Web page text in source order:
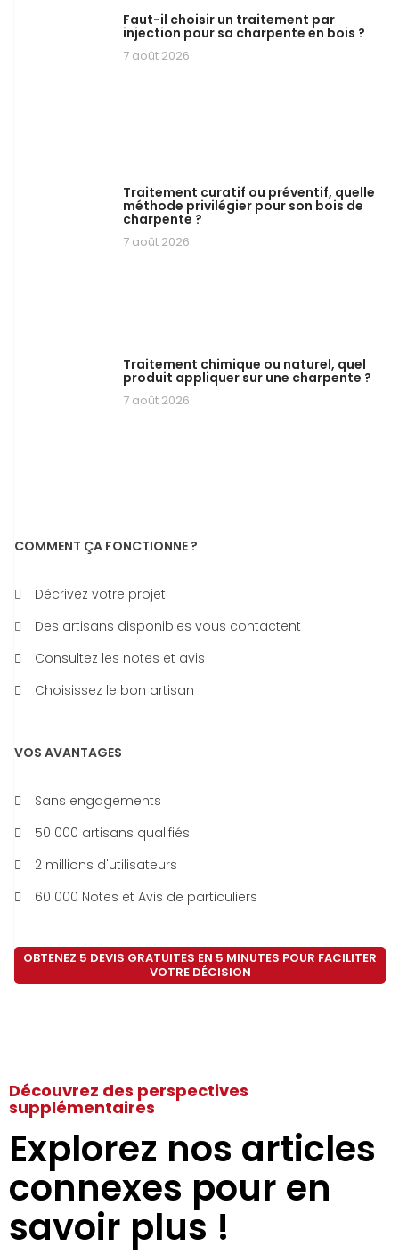
Faut-il choisir un traitement par
injection pour sa charpente en bois ?
7 août 2026
Traitement curatif ou préventif, quelle
méthode privilégier pour son bois de
charpente ?
7 août 2026
Traitement chimique ou naturel, quel
produit appliquer sur une charpente ?
7 août 2026
COMMENT ÇA FONCTIONNE ?
Décrivez votre projet
Des artisans disponibles vous contactent
Consultez les notes et avis
Choisissez le bon artisan
VOS AVANTAGES
Sans engagements
50 000 artisans qualifiés
2 millions d'utilisateurs
60 000 Notes et Avis de particuliers
OBTENEZ 5 DEVIS GRATUITES EN 5 MINUTES POUR FACILITER
VOTRE DÉCISION
Découvrez des perspectives
supplémentaires
Explorez nos articles
connexes pour en
savoir plus !